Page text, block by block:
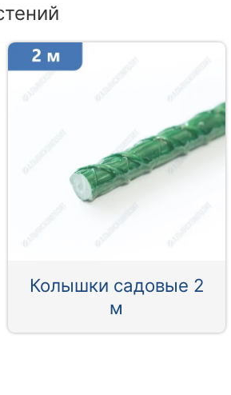
Колышки садовые 2
м